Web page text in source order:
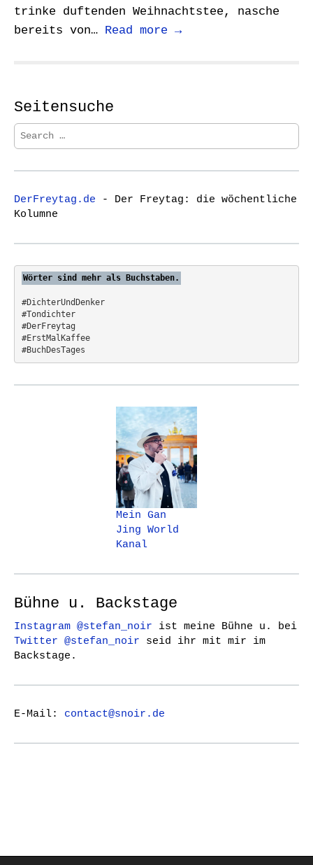
trinke duftenden Weihnachtstee, nasche
bereits von… Read more →
Seitensuche
S
e
r
h
f
r
DerFreytag.de - Der Freytag: die wöchentliche
Kolumne
Wörter sind mehr als Buchstaben.
#DichterUndDenker
#Tondichter
#DerFreytag
#ErstMalKaffee
#BuchDesTages
Mein Gan
Jing World
Kanal
Bühne u. Backstage
Instagram @stefan_noir ist meine Bühne u. bei
Twitter @stefan_noir seid ihr mit mir im
Backstage.
E-Mail: contact@snoir.de